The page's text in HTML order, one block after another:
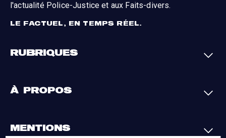
l'actualité Police-Justice et aux Faits-divers.
LE FACTUEL, EN TEMPS RÉEL.
RUBRIQUES
Par région
À PROPOS
L'appli Actu17
S'abonner
MENTIONS